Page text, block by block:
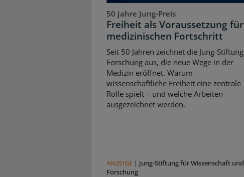
50 Jahre Jung-Preis
Freiheit als Voraussetzung für
medizinischen Fortschritt
Seit 50 Jahren zeichnet die Jung-Stiftung
Forschung aus, die neue Wege in der
Medizin eröffnet. Warum
wissenschaftliche Freiheit eine zentrale
Rolle spielt – und welche Arbeiten
ausgezeichnet werden.
ANZEIGE | Jung-Stiftung für Wissenschaft und
Forschung